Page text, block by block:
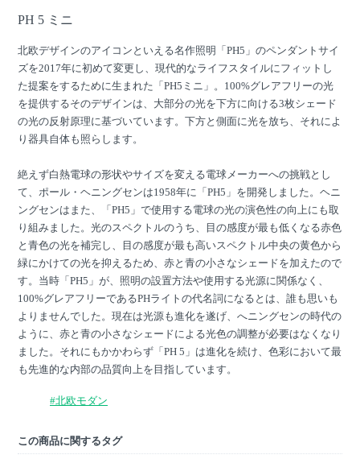
PH 5 ミニ
北欧デザインのアイコンといえる名作照明「PH5」のペンダントサイ
ズを2017年に初めて変更し、現代的なライフスタイルにフィットし
た提案をするために生まれた「PH5ミニ」。100%グレアフリーの光
を提供するそのデザインは、大部分の光を下方に向ける3枚シェード
の光の反射原理に基づいています。下方と側面に光を放ち、それによ
り器具自体も照らします。
絶えず白熱電球の形状やサイズを変える電球メーカーへの挑戦とし
て、ポール・ヘニングセンは1958年に「PH5」を開発しました。ヘニ
ングセンはまた、「PH5」で使用する電球の光の演色性の向上にも取
り組みました。光のスペクトルのうち、目の感度が最も低くなる赤色
と青色の光を補完し、目の感度が最も高いスペクトル中央の黄色から
緑にかけての光を抑えるため、赤と青の小さなシェードを加えたので
す。当時「PH5」が、照明の設置方法や使用する光源に関係なく、
100%グレアフリーであるPHライトの代名詞になるとは、誰も思いも
よりませんでした。現在は光源も進化を遂げ、へニングセンの時代の
ように、赤と青の小さなシェードによる光色の調整が必要はなくなり
ました。それにもかかわらず「PH 5」は進化を続け、色彩において最
も先進的な内部の品質向上を目指しています。
#北欧モダン
この商品に関するタグ